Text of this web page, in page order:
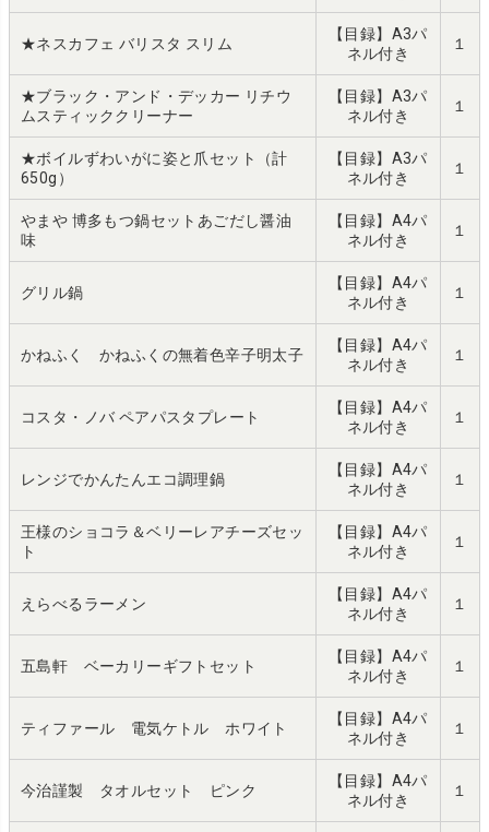
★ネスカフェ バリスタ スリム
【目録】A3パ
ネル付き
１
★ブラック・アンド・デッカー リチウ
ムスティッククリーナー
【目録】A3パ
ネル付き
１
★ボイルずわいがに姿と爪セット（計
650g）
【目録】A3パ
ネル付き
１
やまや 博多もつ鍋セットあごだし醤油
味
【目録】A4パ
ネル付き
１
グリル鍋
【目録】A4パ
ネル付き
１
かねふく かねふくの無着色辛子明太子
【目録】A4パ
ネル付き
１
コスタ・ノバ ペアパスタプレート
【目録】A4パ
ネル付き
１
レンジでかんたんエコ調理鍋
【目録】A4パ
ネル付き
１
王様のショコラ＆ベリーレアチーズセッ
ト
【目録】A4パ
ネル付き
１
えらべるラーメン
【目録】A4パ
ネル付き
１
五島軒 ベーカリーギフトセット
【目録】A4パ
ネル付き
１
ティファール 電気ケトル ホワイト
【目録】A4パ
ネル付き
１
今治謹製 タオルセット ピンク
【目録】A4パ
ネル付き
１